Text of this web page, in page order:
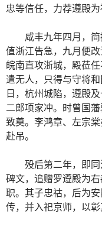
忠等信任，力荐遵殿为
咸丰九年四月，
值浙江告急，九月便
皖南直攻浙城，殿莅
遣无人，只得与守将
日，杭州城陷，遵殿
二郎项家冲。时曾国
致奠。李鸿章、左宗
赴吊。
殁后第二年，即
碑文，追赠罗遵殿为
职。其子忠祜，后为
传，并入祀京师，以彰